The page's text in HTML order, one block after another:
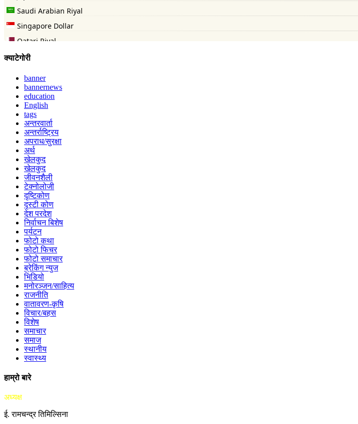
क्याटेगोरी
banner
bannernews
education
English
tags
अन्तरवार्ता
अन्तर्राष्ट्रिय
अपराध/सुरक्षा
अर्थ
खेलकुद
खेलकुद
जीवनशैली
टेक्नोलोजी
दृष्टिकोण
दृस्टी कोण
देश परदेश
निर्वाचन बिशेष
पर्यटन
फोटो कथा
फोटो फिचर
फोटो समाचार
ब्रेकिंग न्युज
भिडियो
मनोरञ्जन/साहित्य
राजनीति
वातावरण-कृषि
विचार/बहस
विशेष
समाचार
समाज
स्थानीय
स्वास्थ्य
हाम्रो बारे
अध्यक्ष
ई. रामचन्द्र तिमिल्सिना